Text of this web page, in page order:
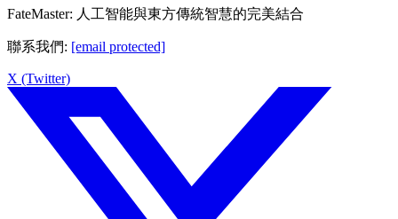
FateMaster: 人工智能與東方傳統智慧的完美結合
聯系我們: [email protected]
X (Twitter)